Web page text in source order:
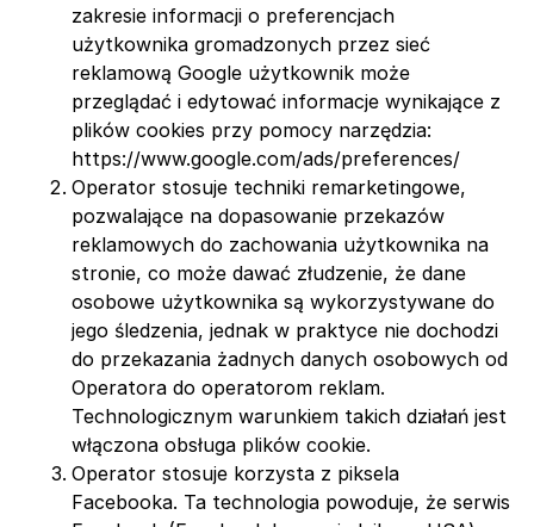
zakresie informacji o preferencjach
użytkownika gromadzonych przez sieć
reklamową Google użytkownik może
przeglądać i edytować informacje wynikające z
plików cookies przy pomocy narzędzia:
https://www.google.com/ads/preferences/
Operator stosuje techniki remarketingowe,
pozwalające na dopasowanie przekazów
reklamowych do zachowania użytkownika na
stronie, co może dawać złudzenie, że dane
osobowe użytkownika są wykorzystywane do
jego śledzenia, jednak w praktyce nie dochodzi
do przekazania żadnych danych osobowych od
Operatora do operatorom reklam.
Technologicznym warunkiem takich działań jest
włączona obsługa plików cookie.
Operator stosuje korzysta z piksela
Facebooka. Ta technologia powoduje, że serwis